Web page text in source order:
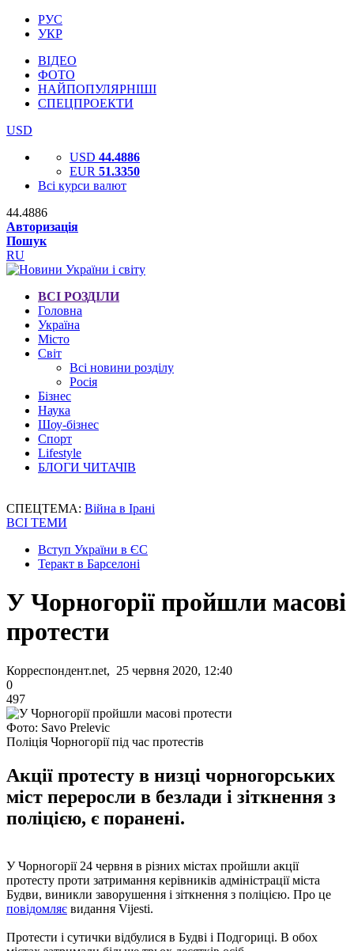
РУС
УКР
ВІДЕО
ФОТО
НАЙПОПУЛЯРНІШІ
СПЕЦПРОЕКТИ
USD
USD 44.4886
EUR 51.3350
Всі курси валют
44.4886
Авторизація
Пошук
RU
ВСІ РОЗДІЛИ
Головна
Україна
Місто
Світ
Всі новини розділу
Росія
Бізнес
Наука
Шоу-бізнес
Спорт
Lifestyle
БЛОГИ ЧИТАЧІВ
СПЕЦТЕМА: Війна в Ірані
ВСІ ТЕМИ
Вступ України в ЄС
Теракт в Барселоні
У Чорногорії пройшли масові
протести
Корреспондент.net, 25 червня 2020, 12:40
0
497
Фото: Savo Prelevic
Поліція Чорногорії під час протестів
Акції протесту в низці чорногорських
міст переросли в безлади і зіткнення з
поліцією, є поранені.
У Чорногорії 24 червня в різних містах пройшли акції
протесту проти затримання керівників адміністрації міста
Будви, виникли заворушення і зіткнення з поліцією. Про це
повідомляє видання Vijesti.
Протести і сутички відбулися в Будві і Подгориці. В обох